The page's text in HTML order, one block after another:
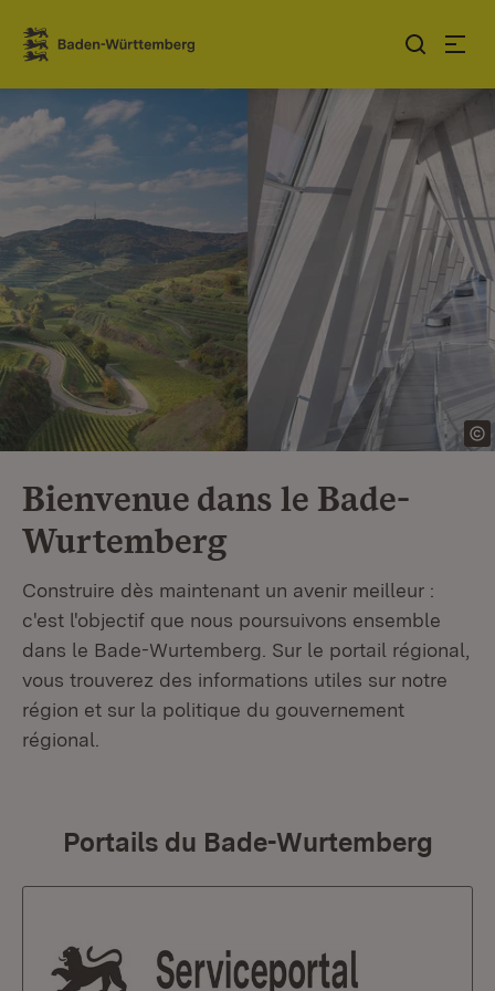
Sauter au contenu
Link zur Startseite
Bienvenue dans le Bade-
Wurtemberg
Construire dès maintenant un avenir meilleur :
c'est l'objectif que nous poursuivons ensemble
dans le Bade-Wurtemberg. Sur le portail régional,
vous trouverez des informations utiles sur notre
région et sur la politique du gouvernement
régional.
Portails du Bade-Wurtemberg